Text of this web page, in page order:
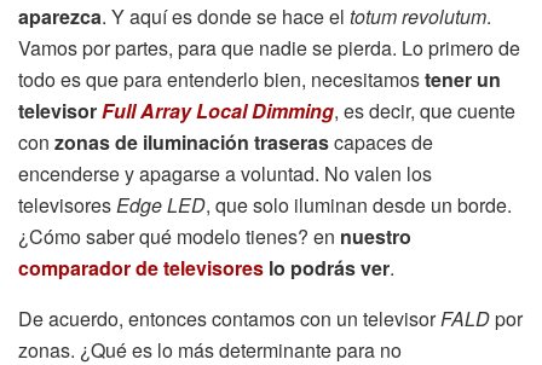
aparezca. Y aquí es donde se hace el totum revolutum.
Vamos por partes, para que nadie se pierda. Lo primero de
todo es que para entenderlo bien, necesitamostener un
televisorFull Array Local Dimming, es decir, que cuente
con zonas de iluminación traserascapaces de
encenderse y apagarse a voluntad. No valen los
televisores Edge LED, que solo iluminan desde un borde.
¿Cómo saber qué modelo tienes? en nuestro
comparador de televisores lo podrás ver.
De acuerdo, entonces contamos con un televisorFALDpor
zonas. ¿Qué es lo más determinante para no